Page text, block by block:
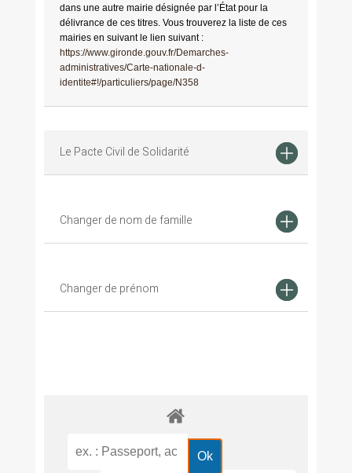
dans une autre mairie désignée par l’État pour la
délivrance de ces titres. Vous trouverez la liste de ces
mairies en suivant le lien suivant :
https://www.gironde.gouv.fr/Demarches-
administratives/Carte-nationale-d-
identite#!/particuliers/page/N358
Le Pacte Civil de Solidarité
Changer de nom de famille
Changer de prénom